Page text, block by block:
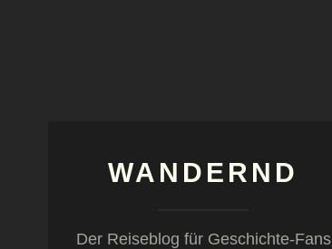
WANDERND
Der Reiseblog für Geschichte-Fans